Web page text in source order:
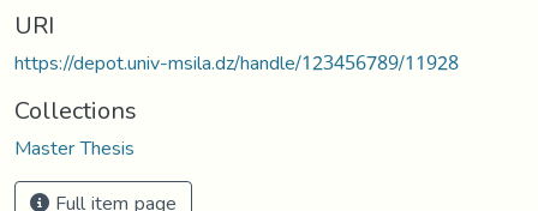
URI
https://depot.univ-msila.dz/handle/123456789/11928
Collections
Master Thesis
Full item page